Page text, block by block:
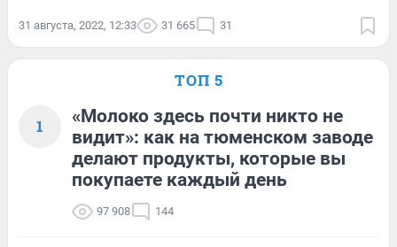
31 августа, 2022, 12:33 31 665 31
ТОП 5
1
«Молоко здесь почти никто не
видит»: как на тюменском заводе
делают продукты, которые вы
покупаете каждый день
97 908 144